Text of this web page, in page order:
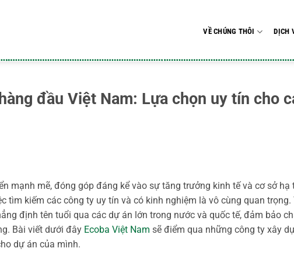
VỀ CHÚNG THÔI DỊCH
đầu Việt Nam: Lựa chọn uy tín cho
mạnh mẽ, đóng góp đáng kể vào sự tăng trưởng kinh tế và cơ sở hạ
tìm kiếm các công ty uy tín và có kinh nghiệm là vô cùng quan trọng.
định tên tuổi qua các dự án lớn trong nước và quốc tế, đảm bảo
Bài viết dưới đây Ecoba Việt Nam sẽ điểm qua những công ty xây
dự án của mình.